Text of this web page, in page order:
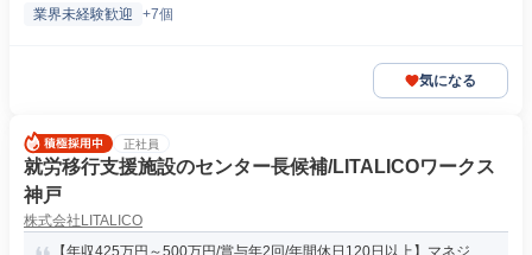
業界未経験歓迎 +7個
気になる
正社員
就労移行支援施設のセンター長候補/LITALICOワークス
神戸
株式会社LITALICO
【年収425万円～500万円/賞与年2回/年間休日120日以上】マネジ